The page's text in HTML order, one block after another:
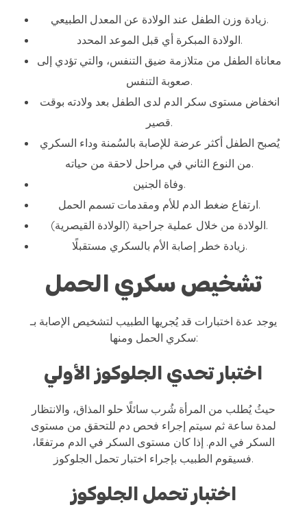
زيادة وزن الطفل عند الولادة عن المعدل الطبيعي.
الولادة المبكرة أي قبل الموعد المحدد.
معاناة الطفل من متلازمة ضيق التنفس، والتي تؤدي إلى
صعوبة التنفس.
انخفاض مستوى سكر الدم لدى الطفل بعد ولادته بوقت
قصير.
يُصبح الطفل أكثر عرضة للإصابة بالسُمنة وداء السكري
من النوع الثاني في مراحل لاحقة من حياته.
وفاة الجنين.
ارتفاع ضغط الدم للأم ومقدمات تسمم الحمل.
الولادة من خلال عملية جراحية (الولادة القيصرية).
زيادة خطر إصابة الأم بالسكري مستقبلًا.
تشخيص سكري الحمل
يوجد عدة اختبارات قد يُجريها الطبيب لتشخيص الإصابة بـ
سكري الحمل ومنها:
اختبار تحدي الجلوكوز الأولي
حيثُ يُطلب من المرأة شُرب سائلًا حلو المذاق، والانتظار
لمدة ساعة ثم سيتم إجراء فحص دم للتحقق من مستوى
السكر في الدم. إذا كان مستوى السكر في الدم مرتفعًا،
فسيقوم الطبيب بإجراء اختبار تحمل الجلوكوز.
اختبار تحمل الجلوكوز